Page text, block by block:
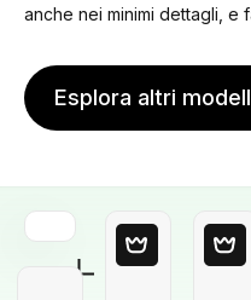
anche nei minimi dettagli, e
Esplora altri